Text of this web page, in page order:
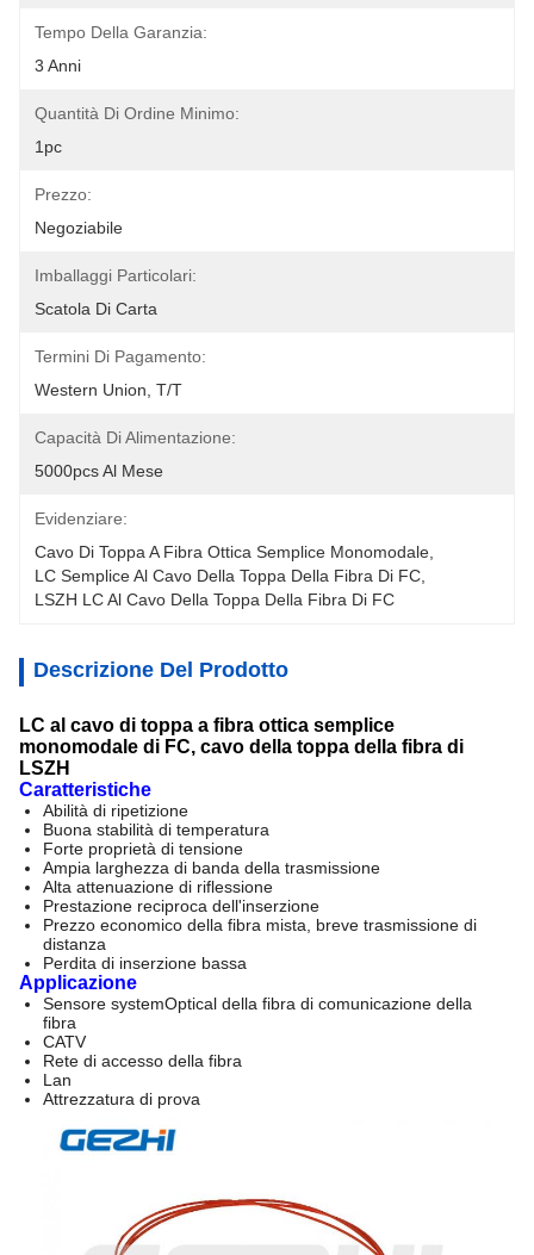
Tempo Della Garanzia:
3 Anni
Quantità Di Ordine Minimo:
1pc
Prezzo:
Negoziabile
Imballaggi Particolari:
Scatola Di Carta
Termini Di Pagamento:
Western Union, T/T
Capacità Di Alimentazione:
5000pcs Al Mese
Evidenziare:
Cavo Di Toppa A Fibra Ottica Semplice Monomodale
LC Semplice Al Cavo Della Toppa Della Fibra Di FC
LSZH LC Al Cavo Della Toppa Della Fibra Di FC
Descrizione Del Prodotto
LC al cavo di toppa a fibra ottica semplice
monomodale di FC, cavo della toppa della fibra di
LSZH
Caratteristiche
Abilità di ripetizione
Buona stabilità di temperatura
Forte proprietà di tensione
Ampia larghezza di banda della trasmissione
Alta attenuazione di riflessione
Prestazione reciproca dell'inserzione
Prezzo economico della fibra mista, breve trasmissione di
distanza
Perdita di inserzione bassa
Applicazione
Sensore systemOptical della fibra di comunicazione della
fibra
CATV
Rete di accesso della fibra
Lan
Attrezzatura di prova